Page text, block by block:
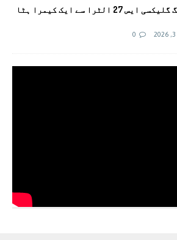
سام سنگ گلیکسی ایس 27 الٹرا سے ایک کیمرا ہٹا
0